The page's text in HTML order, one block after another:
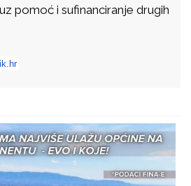
pomoć i sufinanciranje drugih